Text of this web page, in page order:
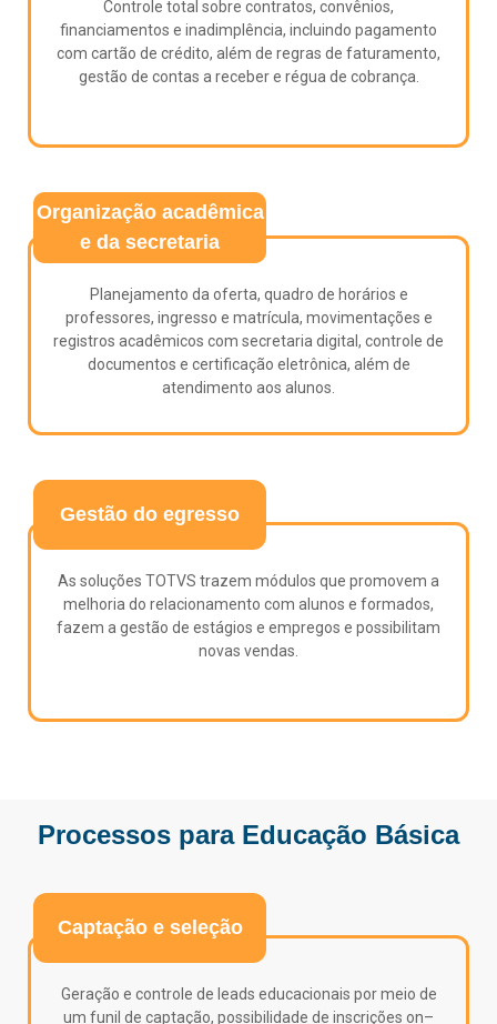
Controle total sobre contratos, convênios,
financiamentos e inadimplência, incluindo pagamento
com cartão de crédito, além de regras de faturamento,
gestão de contas a receber e régua de cobrança.
Organização acadêmica
e da secretaria
Planejamento da oferta, quadro de horários e
professores, ingresso e matrícula, movimentações e
registros acadêmicos com secretaria digital, controle de
documentos e certificação eletrônica, além de
atendimento aos alunos.
Gestão do egresso
As soluções TOTVS trazem módulos que promovem a
melhoria do relacionamento com alunos e formados,
fazem a gestão de estágios e empregos e possibilitam
novas vendas.
Processos para Educação Básica
Captação e seleção
Geração e controle de leads educacionais por meio de
um funil de captação, possibilidade de inscrições on–